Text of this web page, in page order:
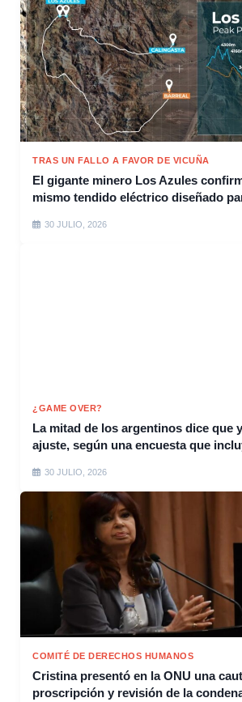
TRAS UN FALLO A FAVOR DE VICUÑA
El gigante minero Los Azules
mismo tendido eléctrico diseñado
30 JULIO, 2026
¿GAME OVER?
La mitad de los argentinos dice que
ajuste, según una encuesta que
30 JULIO, 2026
COMITÉ DE DERECHOS HUMANOS
Cristina presentó en la ONU una
proscripción y revisión de la